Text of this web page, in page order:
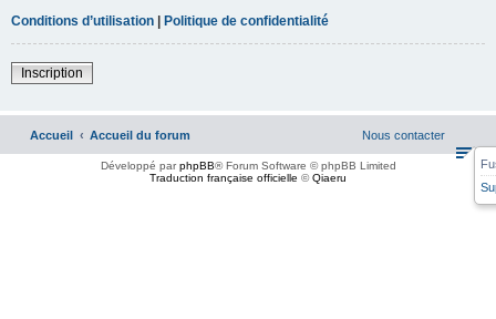
Conditions d’utilisation | Politique de confidentialité
Inscription
Accueil Accueil du forum Nous contacter
Développé parphpBB® Forum Software © phpBB Limited
Traduction française officielle ©Qiaeru